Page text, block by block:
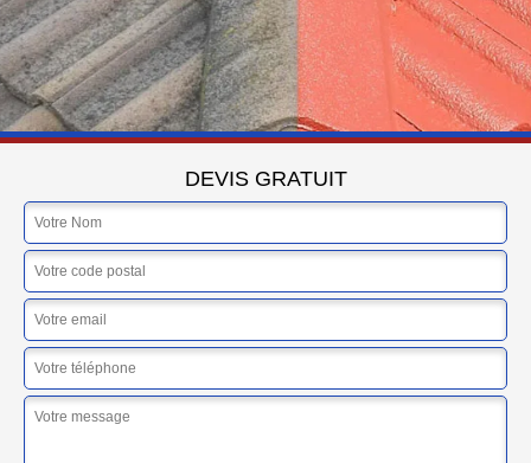
DEVIS GRATUIT